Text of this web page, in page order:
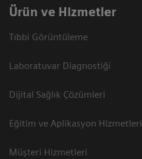
Ürün ve Hizmetler
Tıbbi Görüntüleme
Laboratuvar Diagnostiği
Dijital Sağlık Çözümleri
Eğitim ve Aplikasyon Hizmetleri
Müşteri Hizmetleri